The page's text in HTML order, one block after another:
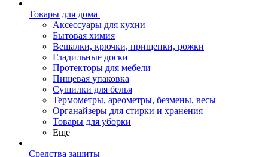
Товары для дома
Аксессуары для кухни
Бытовая химия
Вешалки, крючки, прищепки, рожки
Гладильные доски
Протекторы для мебели
Пищевая упаковка
Сушилки для белья
Термометры, ареометры, безмены, весы
Органайзеры для стирки и хранения
Товары для уборки
Еще
Средства защиты